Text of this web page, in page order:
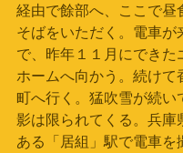
経由で餘部へ、ここで昼
そばをいただく。電車が
で、昨年１１月にできた
ホームへ向かう。続けて
町へ行く。猛吹雪が続い
影は限られてくる。兵庫
ある「居組」駅で電車を